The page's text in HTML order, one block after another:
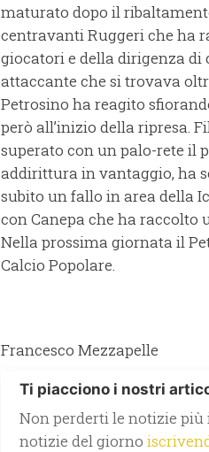
maturato dopo il
centravanti Ruggeri che ha
giocatori e della dirigenza di
attaccante che si trovava
Petrosino ha reagito
però all’inizio della ripresa.
superato con un palo-rete il
addirittura in vantaggio, ha
subito un fallo in area della
con Canepa che ha raccolto
Nella prossima giornata il
Calcio Popolare.
Francesco Mezzapelle
Ti piacciono i nostri
Non perderti le notizie
notizie del giorno